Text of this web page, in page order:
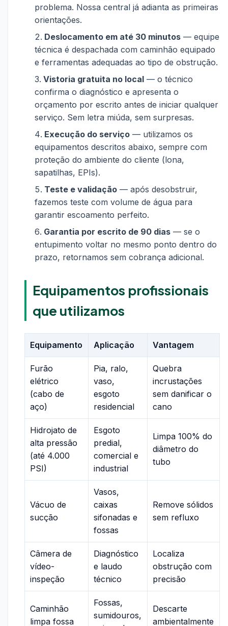
problema. Nossa central já adianta as primeiras
orientações.
Deslocamento em até 30 minutos — equipe
técnica é despachada com caminhão equipado
e ferramentas adequadas ao tipo de obstrução.
Vistoria gratuita no local — o técnico
confirma o diagnóstico e apresenta o
orçamento por escrito antes de iniciar qualquer
serviço. Sem letra miúda, sem surpresas.
Execução do serviço — utilizamos os
equipamentos descritos abaixo, sempre com
proteção do ambiente do cliente (lona,
sapatilhas, EPIs).
Teste e validação — após desobstruir,
fazemos teste com volume de água para
garantir escoamento perfeito.
Garantia por escrito de 90 dias — se o
entupimento voltar no mesmo ponto dentro do
prazo, retornamos sem cobrança adicional.
Equipamentos profissionais
que utilizamos
Equipamento Aplicação Vantagem
Furão
elétrico
(cabo de
aço)
Pia, ralo,
vaso,
esgoto
residencial
Quebra
incrustações
sem danificar o
cano
Hidrojato de
alta pressão
(até 4.000
PSI)
Esgoto
predial,
comercial e
industrial
Limpa 100% do
diâmetro do
tubo
Vácuo de
sucção
Vasos,
caixas
sifonadas e
fossas
Remove sólidos
sem refluxo
Câmera de
vídeo-
inspeção
Diagnóstico
e laudo
técnico
Localiza
obstrução com
precisão
Caminhão
limpa fossa
Fossas,
sumidouros,
Descarte
ambientalmente